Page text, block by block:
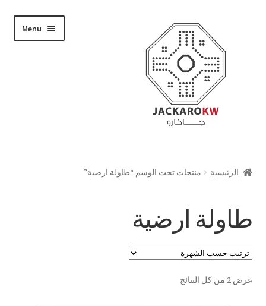
navigation
content
Menu
حسابي
الدفع
تواصل معنا
الرئيسية منتجات تحت الوسم “طاولة ارضية”
طاولة ارضية
عرض ⁦2⁩ من كل النتائج
تم